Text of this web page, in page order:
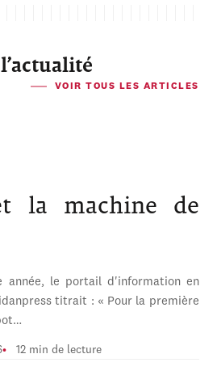
VOIR TOUS LES ARTICLES
la machine de
année, le portail d'information en
titrait : « Pour la première
12 min de lecture